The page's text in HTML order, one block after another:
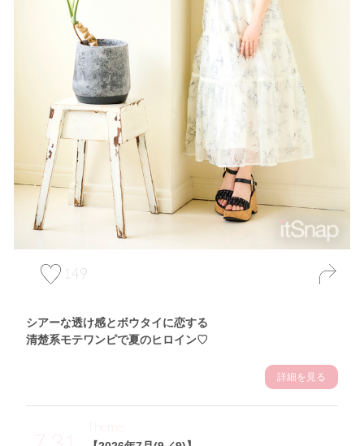
149
シアーな透け感とボウタイに恋する
清楚系モテワンピで夏のヒロイン♡
詳細を見る
Theme